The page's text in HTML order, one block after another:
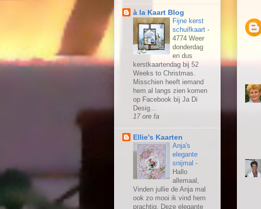
à la Kaart Blog
Fijne kerst
schuifkaart -
4774 Weer
donderdag
en dus
kerstkaartendag bij 52
Weeks to Christmas.
Misschien heeft iemand
hem al langs zien komen
op Facebook bij Ja Di
Desig...
17 ore fa
Ellie's Kaarten
Anja's
elegante
snijmal -
Hallo
allemaal,
Vinden jullie de Anja mal
ook zo mooi ik vind hem
prachtig. Deze elegante